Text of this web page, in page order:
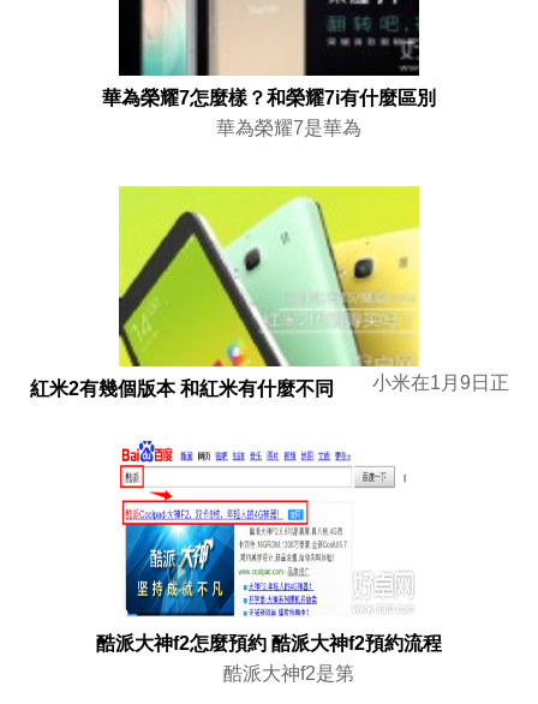
華為榮耀7怎麼樣？和榮耀7i有什麼區別
華為榮耀7是華為
紅米2有幾個版本 和紅米有什麼不同 小米在1月9日正
酷派大神f2怎麼預約 酷派大神f2預約流程
酷派大神f2是第